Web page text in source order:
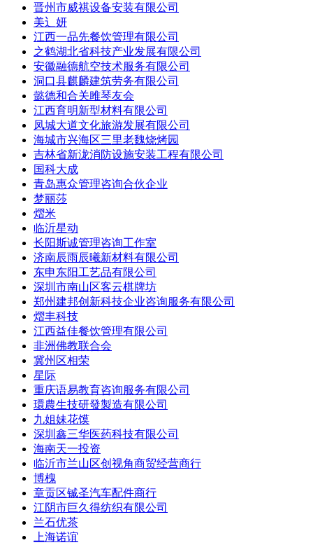
晋州市威祺设备安装有限公司
美辶妍
江西一品先餐饮管理有限公司
之鹤湖北省科技产业发展有限公司
安徽融德航空技术服务有限公司
洞口县麒麟建筑劳务有限公司
懿德和合关雎琴友会
江西育明新型材料有限公司
凤城大道文化旅游发展有限公司
海城市兴海区三里老魏烧烤园
吉林省新泷消防设施安装工程有限公司
国科大成
青岛惠众管理咨询合伙企业
梦丽莎
熠米
临沂星动
长阳斯诚管理咨询工作室
济南辰雨辰曦新材料有限公司
东申东阳工艺品有限公司
深圳市南山区客云棋牌坊
郑州建邦创新科技企业咨询服务有限公司
熠丰科技
江西益佳餐饮管理有限公司
非洲佛教联合会
冀州区相荣
星际
重庆语易教育咨询服务有限公司
環農生技研發製造有限公司
九姐妹花馍
深圳鑫三华医药科技有限公司
海南天一投资
临沂市兰山区创视角商贸经营商行
博槐
章贡区铖圣汽车配件商行
江阴市巨久得纺织有限公司
兰石优茶
上海诺谊